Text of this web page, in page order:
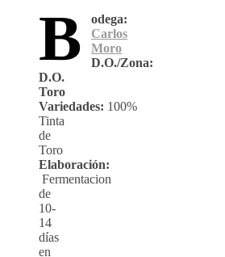
B
odega:
Carlos
Moro
D.O./Zona:
D.O.
Toro
Variedades: 100%
Tinta
de
Toro
Elaboración:
Fermentacion
de
10-
14
días
en